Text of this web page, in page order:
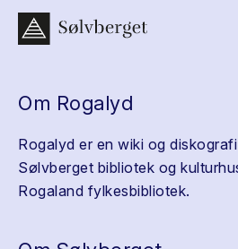
Om Rogalyd
Rogalyd er en wiki og
Sølvberget bibliotek og
Rogaland fylkesbibliotek.